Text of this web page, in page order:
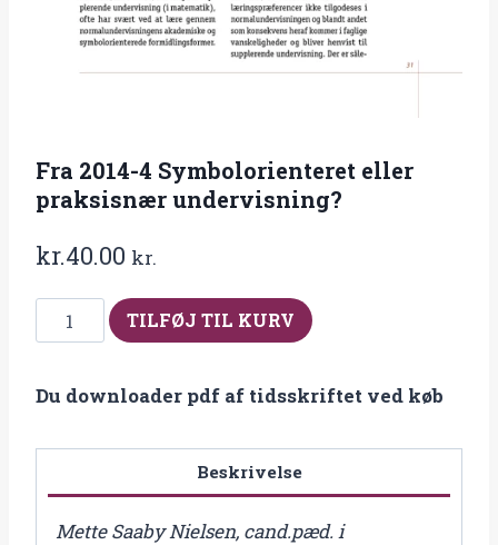
Fra 2014-4 Symbolorienteret eller
praksisnær undervisning?
kr.40.00 kr.
2014-
Symbolorienteret
undervisning?
antal
TILFØJ TIL KURV
Du downloader pdf af tidsskriftet ved køb
Beskrivelse
Mette Saaby Nielsen, cand.pæd. i